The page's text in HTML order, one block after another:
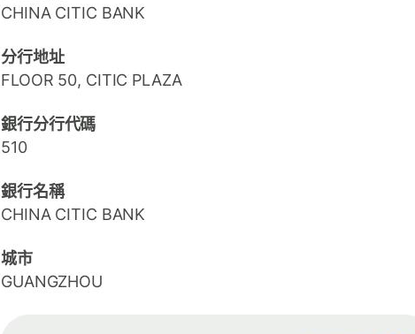
CHINA CITIC BANK
分行地址
FLOOR 50, CITIC PLAZA
銀行分行代碼
510
銀行名稱
CHINA CITIC BANK
城市
GUANGZHOU